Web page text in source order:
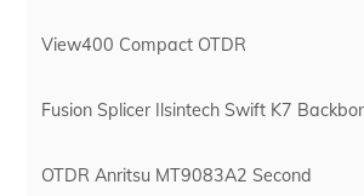
View400 Compact OTDR
Fusion Splicer Ilsintech Swift K7
OTDR Anritsu MT9083A2 Second